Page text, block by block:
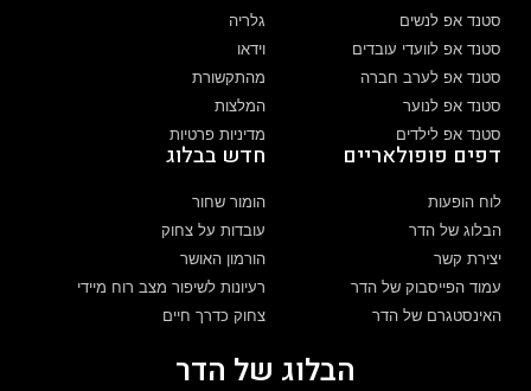
סטנד אפ לנשים
סטנד אפ לוועדי עובדים
סטנד אפ לערב חברה
סטנד אפ לנוער
סטנד אפ לילדים
גלריה
וידאו
מהתקשורת
המלצות
מדיניות פרטיות
דפים פופולאריים
לוח הופעות
הבלוג של הדר
יצירת קשר
עמוד הפייסבוק של הדר
האינסטגרם של הדר
חדש בבלוג
הומור שחור
עובדות על צחוק
הורמון האושר
רעיונות לשיפור מצב רוח מיידי
צחוק כדרך חיים
הבלוג של הדר